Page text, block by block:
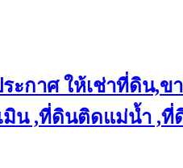
ระกาศ ให้เช่าที่ดิน,
มิน ,ที่ดินติดแม่น้ำ ,